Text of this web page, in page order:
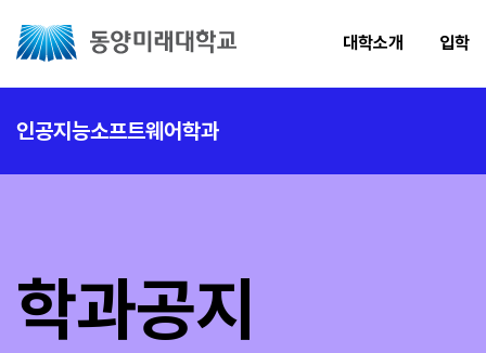
대학소개 입학
인공지능소프트웨어학과
학과공지